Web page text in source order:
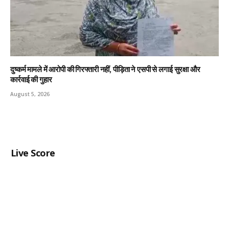
दुष्कर्म मामले में आरोपी की गिरफ्तारी नहीं, पीड़िता ने एसपी से लगाई सुरक्षा और
कार्रवाई की गुहार
August 5, 2026
Live Score